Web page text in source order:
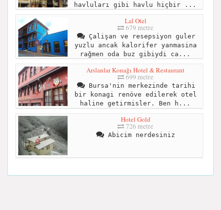
havluları gibi havlu hiçbir ...
Lal Otel
679 metre
Çalişan ve resepsiyon guler
yuzlu ancak kalorifer yanmasina
rağmen oda buz gibiydi ca...
Arslanlar Konağı Hotel & Restaurant
699 metre
Bursa'nin merkezinde tarihi
bir konagi renöve edilerek otel
haline getirmisler. Ben h...
Hotel Gold
726 metre
Abicim nerdesiniz